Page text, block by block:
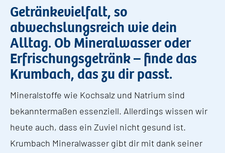
Getränkevielfalt, so
abwechslungsreich wie dein
Alltag. Ob Mineralwasser oder
Erfrischungsgetränk – finde das
Krumbach, das zu dir passt.
Mineralstoffe wie Kochsalz und Natrium sind
bekanntermaßen essenziell. Allerdings wissen wir
heute auch, dass ein Zuviel nicht gesund ist.
Krumbach Mineralwasser gibt dir mit dank seiner